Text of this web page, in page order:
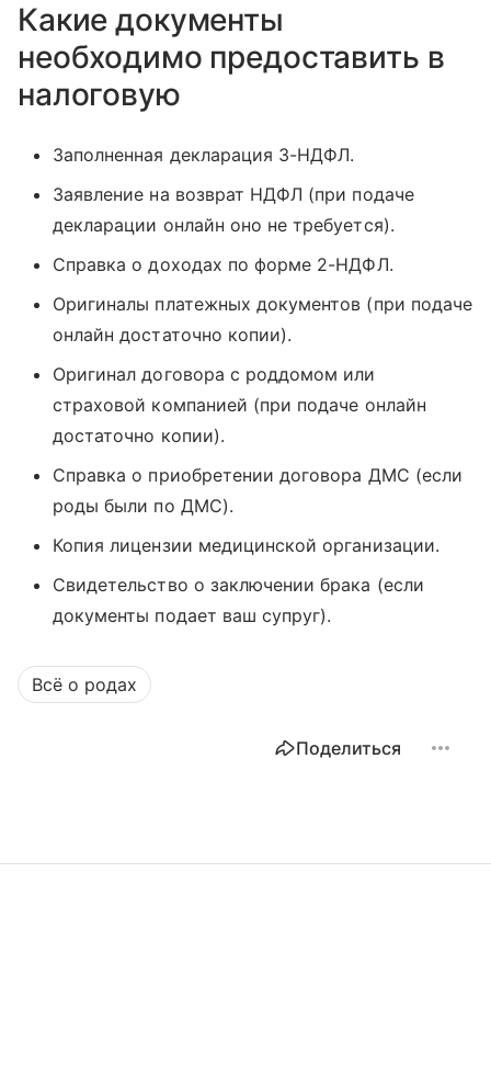
Какие документы
необходимо предоставить в
налоговую
Заполненная декларация 3-НДФЛ.
Заявление на возврат НДФЛ (при подаче
декларации онлайн оно не требуется).
Справка о доходах по форме 2-НДФЛ.
Оригиналы платежных документов (при подаче
онлайн достаточно копии).
Оригинал договора с роддомом или
страховой компанией (при подаче онлайн
достаточно копии).
Справка о приобретении договора ДМС (если
роды были по ДМС).
Копия лицензии медицинской организации.
Свидетельство о заключении брака (если
документы подает ваш супруг).
Всё о родах
Поделиться